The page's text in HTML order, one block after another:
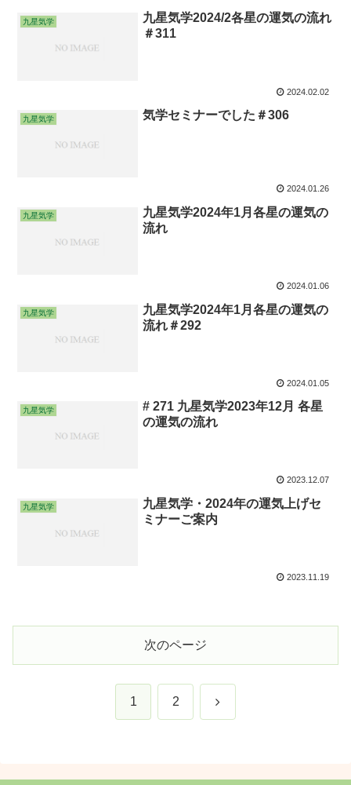
九星気学
九星気学2024/2各星の運気の流れ
＃311
2024.02.02
九星気学 気学セミナーでした＃306
2024.01.26
九星気学
九星気学2024年1月各星の運気の
流れ
2024.01.06
九星気学
九星気学2024年1月各星の運気の
流れ＃292
2024.01.05
九星気学
# 271 九星気学2023年12月 各星
の運気の流れ
2023.12.07
九星気学
九星気学・2024年の運気上げセ
ミナーご案内
2023.11.19
次のページ
1 2 次